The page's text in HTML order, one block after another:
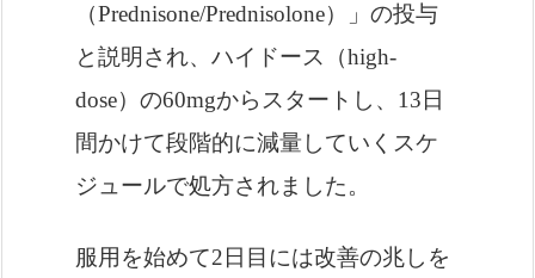
（Prednisone/Prednisolone）」の投与
と説明され、ハイドース（high-
dose）の60mgからスタートし、13日
間かけて段階的に減量していくスケ
ジュールで処方されました。
服用を始めて2日目には改善の兆しを